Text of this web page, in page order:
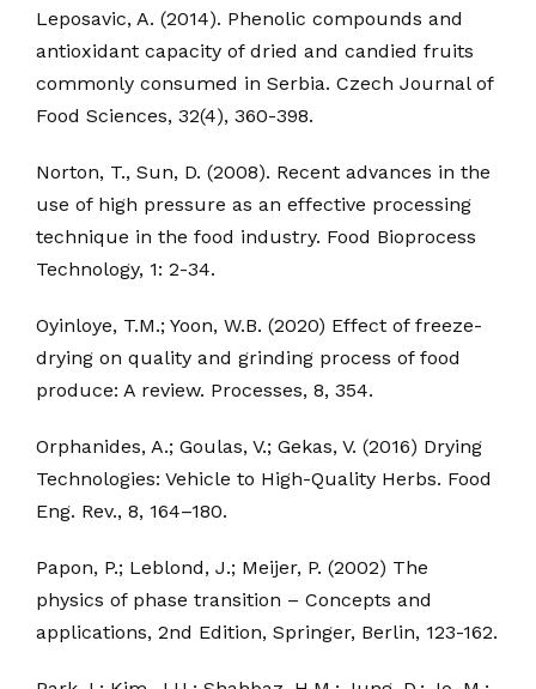
Leposavic, A. (2014). Phenolic compounds and
antioxidant capacity of dried and candied fruits
commonly consumed in Serbia. Czech Journal of
Food Sciences, 32(4), 360-398.
Norton, T., Sun, D. (2008). Recent advances in the
use of high pressure as an effective processing
technique in the food industry. Food Bioprocess
Technology, 1: 2-34.
Oyinloye, T.M.; Yoon, W.B. (2020) Effect of freeze-
drying on quality and grinding process of food
produce: A review. Processes, 8, 354.
Orphanides, A.; Goulas, V.; Gekas, V. (2016) Drying
Technologies: Vehicle to High-Quality Herbs. Food
Eng. Rev., 8, 164–180.
Papon, P.; Leblond, J.; Meijer, P. (2002) The
physics of phase transition – Concepts and
applications, 2nd Edition, Springer, Berlin, 123-162.